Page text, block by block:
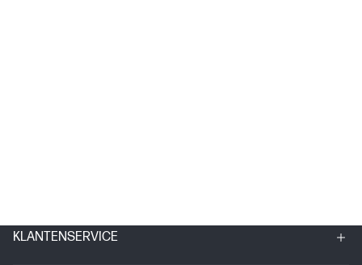
KLANTENSERVICE